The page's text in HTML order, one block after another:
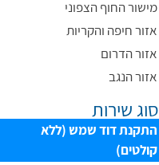
מישור החוף הצפוני
אזור חיפה והקריות
אזור הדרום
אזור הנגב
סוג שירות
התקנת דוד שמש (ללא
קולטים)